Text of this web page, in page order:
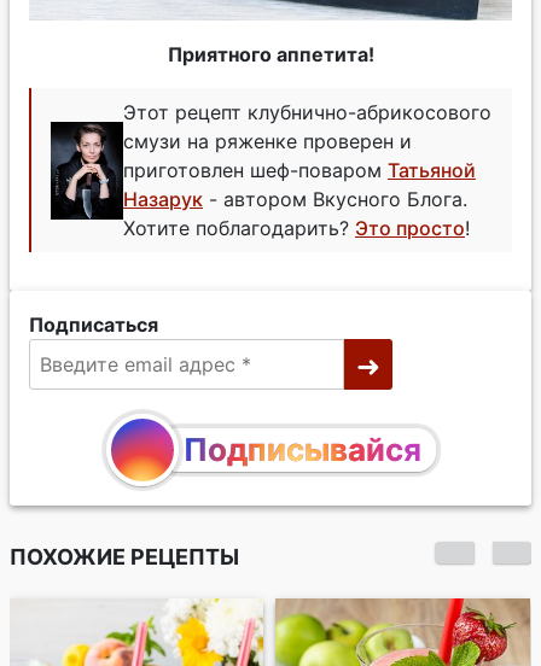
Приятного аппетита!
Этот рецепт клубнично-абрикосового
смузи на ряженке проверен и
приготовлен шеф-поваром Татьяной
Назарук - автором Вкусного Блога.
Хотите поблагодарить? Это просто!
Подписаться
Подписывайся
ПОХОЖИЕ РЕЦЕПТЫ
Клубнично-
банановый смузи с